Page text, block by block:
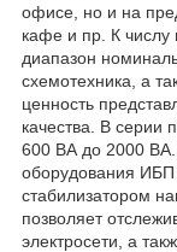
офисе, но и на
кафе и пр. К числу
диапазон
схемотехника, а
ценность
качества. В
600 ВА до 2000
оборудования
стабилизатором
позволяет
электросети, а